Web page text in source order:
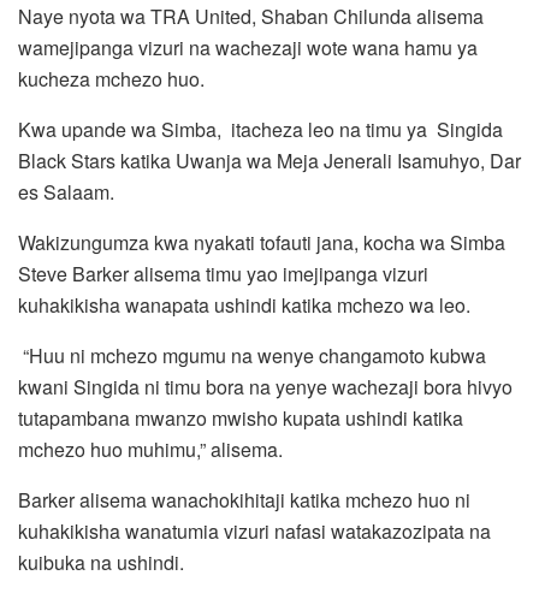
Naye nyota wa TRA United, Shaban Chilunda alisema
wamejipanga vizuri na wachezaji wote wana hamu ya
kucheza mchezo huo.
Kwa upande wa Simba, itacheza leo na timu ya Singida
Black Stars katika Uwanja wa Meja Jenerali Isamuhyo, Dar
es Salaam.
Wakizungumza kwa nyakati tofauti jana, kocha wa Simba
Steve Barker alisema timu yao imejipanga vizuri
kuhakikisha wanapata ushindi katika mchezo wa leo.
“Huu ni mchezo mgumu na wenye changamoto kubwa
kwani Singida ni timu bora na yenye wachezaji bora hivyo
tutapambana mwanzo mwisho kupata ushindi katika
mchezo huo muhimu,” alisema.
Barker alisema wanachokihitaji katika mchezo huo ni
kuhakikisha wanatumia vizuri nafasi watakazozipata na
kuibuka na ushindi.